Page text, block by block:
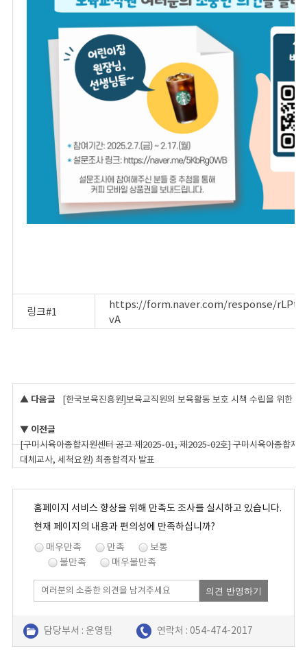
링크#1
https://form.naver.com/response/
vA
▲ 다음글 [한국보육진흥원]보육교직원의 보육활동 보호 시책 수립을 위한 현
▼ 이전글
[구미시육아종합지원센터 공고 제2025-01, 제2025-02호] 구미시육아종합지
대체교사, 세척요원) 최종합격자 발표
홈페이지 서비스 향상을 위해 만족도 조사를 실시하고 있습니다.
현재 페이지의 내용과 편의성에 만족하십니까?
매우만족
만족
보통
불만족
매우불만족
의견 반영하기
담당부서 : 운영팀 연락처 : 054-474-2017